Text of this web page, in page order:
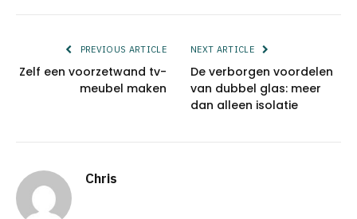
PREVIOUS ARTICLE
Zelf een voorzetwand tv-
meubel maken
NEXT ARTICLE
De verborgen voordelen
van dubbel glas: meer
dan alleen isolatie
Chris